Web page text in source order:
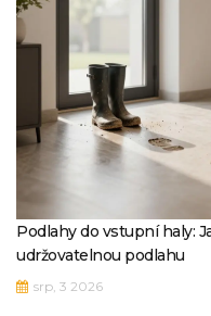
Podlahy do vstupní haly:
udržovatelnou podlahu
srp, 3 2026